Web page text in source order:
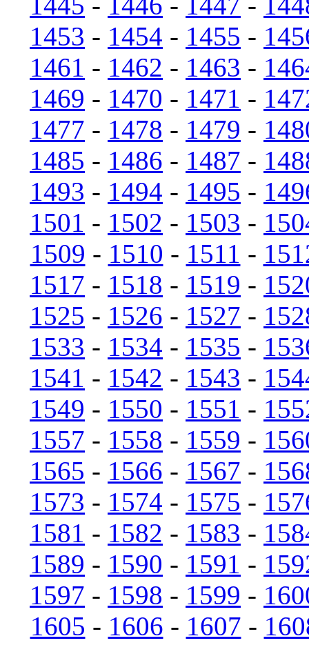
1453 - 1454 - 1455 -
1461 - 1462 - 1463 -
1469 - 1470 - 1471 -
1477 - 1478 - 1479 -
1485 - 1486 - 1487 -
1493 - 1494 - 1495 -
1501 - 1502 - 1503 -
1509 - 1510 - 1511 -
1517 - 1518 - 1519 -
1525 - 1526 - 1527 -
1533 - 1534 - 1535 -
1541 - 1542 - 1543 -
1549 - 1550 - 1551 -
1557 - 1558 - 1559 -
1565 - 1566 - 1567 -
1573 - 1574 - 1575 -
1581 - 1582 - 1583 -
1589 - 1590 - 1591 -
1597 - 1598 - 1599 -
1605 - 1606 - 1607 -